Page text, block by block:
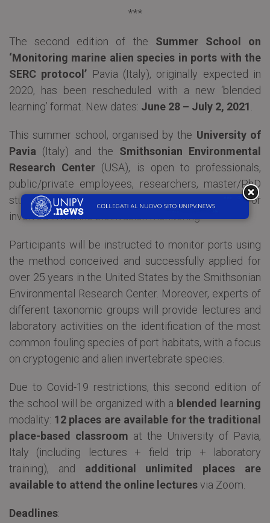
***
The second edition of the Summer School on
‘Monitoring marine alien species in ports with the
SERC protocol’ Pavia (Italy), originally expected in
2020, has been rescheduled with a new ‘blended
learning’ format. New dates: June 28 – July 2, 2021
This summer school, organised by the University of
Pavia (Italy) and the Smithsonian Environmental
Research Center (USA), is open to professionals,
public/private employees, researchers, master/PhD
students with a marine biology background and/or
involved in marine bioinvasion monitoring.
Participants will be instructed to monitor ports using
the method conceived and successfully applied for
over 25 years in the United States by the Smithsonian
Environmental Research Center. Moreover, experts of
different taxonomic groups will provide lectures and
laboratory activities on the identification of the most
common fouling species of port habitats, with a focus
on cryptogenic and alien invertebrate species.
Due to Covid-19 restrictions, this second edition of
the school will be organized with a blended learning
modality: 12 places are available for the traditional
place-based classroom at the University of Pavia,
Italy (including lectures + field trip + laboratory
training), and additional unlimited places are
available to attend the online lecturesvia Zoom.
Deadlines: